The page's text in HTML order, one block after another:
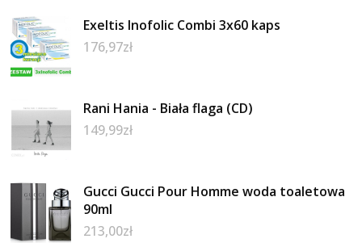
Exeltis Inofolic Combi 3x60 kaps
176,97zł
Rani Hania - Biała flaga (CD)
149,99zł
Gucci Gucci Pour Homme woda toaletowa
90ml
213,00zł